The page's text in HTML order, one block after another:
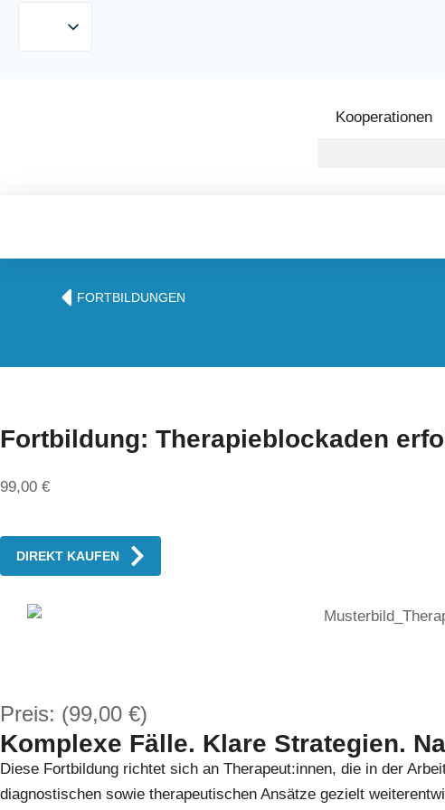
Kooperationen
FORTBILDUNGEN
Fortbildung: Therapieblockaden
99,00 €
DIREKT KAUFEN
Preis: (99,00 €)
Komplexe Fälle. Klare Strategien.
Diese Fortbildung richtet sich an Therapeut:innen, die in der
diagnostischen sowie therapeutischen Ansätze gezielt